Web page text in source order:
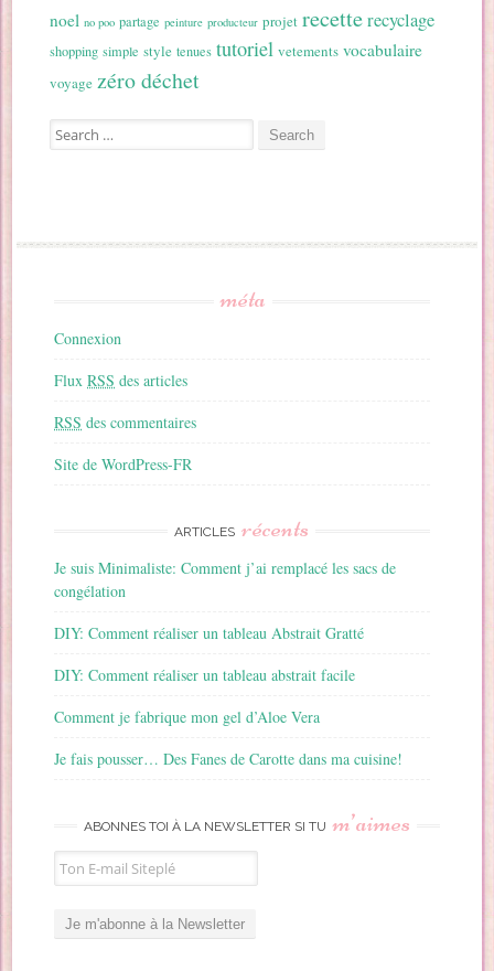
noel no poo partage peinture producteur projet recetterecyclage
shopping simple style tenues tutoriel vetements vocabulaire
voyage zéro déchet
Search for:
méta
Connexion
FluxRSS des articles
RSS des commentaires
Site de WordPress-FR
ARTICLES récents
Je suis Minimaliste: Comment j’ai remplacé les sacs de
congélation
DIY: Comment réaliser un tableau Abstrait Gratté
DIY: Comment réaliser un tableau abstrait facile
Comment je fabrique mon gel d’Aloe Vera
Je fais pousser… Des Fanes de Carotte dans ma cuisine!
ABONNES TOI À LA NEWSLETTER SI TU m’aimes